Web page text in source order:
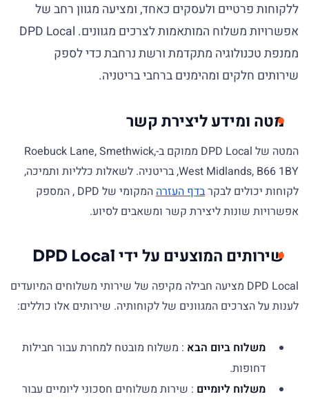
ללקוחות פרטיים ולעסקים כאחד, ומציעה מגוון רחב של
אפשרויות משלוח המותאמות לצרכים מגוונים. DPD Local
ממנפת טכנולוגיה מתקדמת ורשת נרחבת כדי לספק
שירותים חלקים ומהימנים ברחבי בריטניה.
מטה ומידע ליצירת קשר
המטה של DPD Local ממוקם ב-Roebuck Lane, Smethwick,
West Midlands, B66 1BY, בריטניה. לשאלות כלליות ותמיכה,
לקוחות יכולים לבקרבדף העזרה
המקומי של DPD , המספק
אפשרויות שונות ליצירת קשר ומשאבים לסיוע.
שירותים המוצעים על ידי DPD Local
DPD Local מציעה חבילה מקיפה של שירותי משלוחים המיועדים
לענות על הצרכים המגוונים של לקוחותיה. שירותים אלו כוללים:
משלוח ביום הבא : משלוח מובטח למחרת עבור חבילות
דחופות.
משלוח ליומיים : שירות משלוחים חסכוני ליומיים עבור